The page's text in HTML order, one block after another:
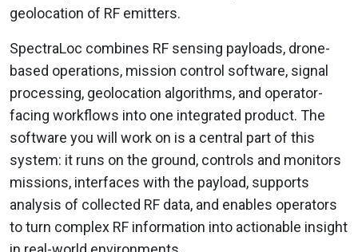
geolocation of RF emitters.
SpectraLoc combines RF sensing payloads, drone-
based operations, mission control software, signal
processing, geolocation algorithms, and operator-
facing workflows into one integrated product. The
software you will work on is a central part of this
system: it runs on the ground, controls and monitors
missions, interfaces with the payload, supports
analysis of collected RF data, and enables operators
to turn complex RF information into actionable insight